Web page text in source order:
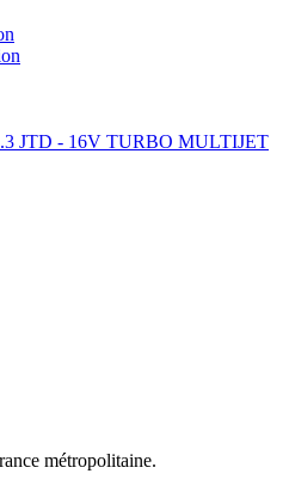
JTD - 16V TURBO MULTIJET
métropolitaine.